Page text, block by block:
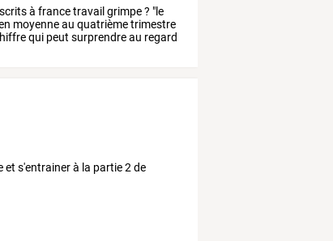
à francetravail grimpe? "le
moyenneau quatrièmetrimestre
qui peut surprendreau regard
et s'entrainer à la partie 2 de